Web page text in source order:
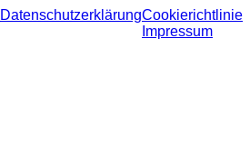
DatenschutzerklärungCookierichtlinie
Impressum